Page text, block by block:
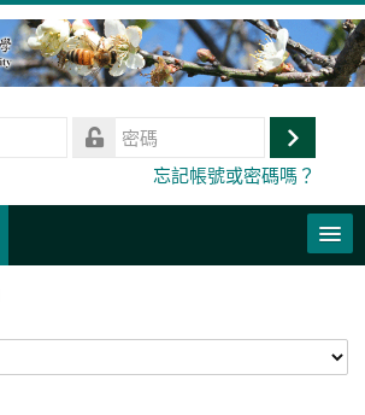
登
忘記帳號或密碼嗎？
搜
送